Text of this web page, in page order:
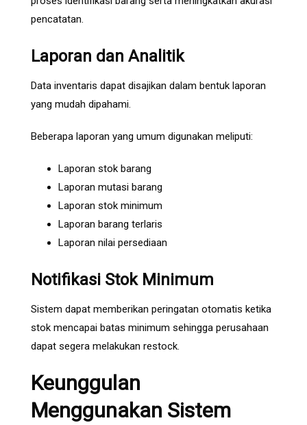
pencatatan.
Laporan dan Analitik
Data inventaris dapat disajikan dalam bentuk laporan
yang mudah dipahami.
Beberapa laporan yang umum digunakan meliputi:
Laporan stok barang
Laporan mutasi barang
Laporan stok minimum
Laporan barang terlaris
Laporan nilai persediaan
Notifikasi Stok Minimum
Sistem dapat memberikan peringatan otomatis ketika
stok mencapai batas minimum sehingga perusahaan
dapat segera melakukan restock.
Keunggulan
Menggunakan Sistem